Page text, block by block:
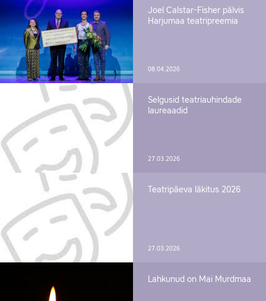
Joel Calstar-Fisher pälvis
Harjumaa teatripreemia
08.04.2026
Selgusid teatriauhindade
laureaadid
27.03.2026
Teatripäeva läkitus 2026
27.03.2026
Lahkunud on Mai Murdmaa